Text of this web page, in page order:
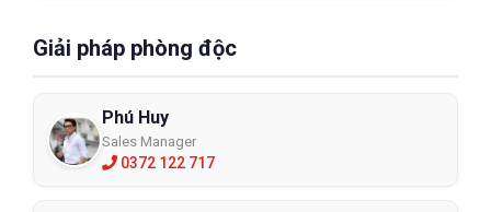
Giải pháp phòng độc
Phú Huy
Sales Manager
0372 122 717